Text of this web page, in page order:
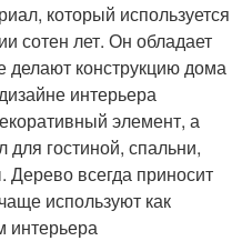
который используется
сотен лет. Он обладает
делают конструкцию дома
интерьера
элемент, а
для гостиной, спальни,
Дерево всегда приносит
используют как
интерьера